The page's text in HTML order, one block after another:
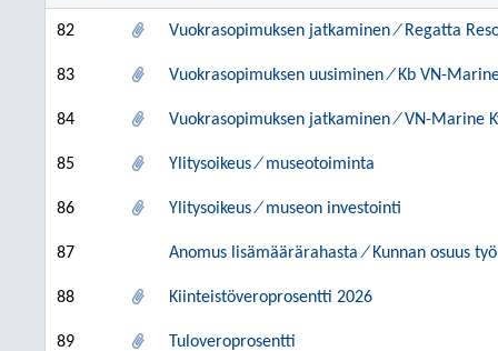
82 Vuokrasopimuksen jatkaminen ⁄ Regatta
83 Vuokrasopimuksen uusiminen ⁄ Kb VN-
84 Vuokrasopimuksen jatkaminen ⁄ VN-Marine
85 Ylitysoikeus ⁄ museotoiminta
86 Ylitysoikeus ⁄ museon investointi
87 Anomus lisämäärärahasta ⁄ Kunnan osuus
88 Kiinteistöveroprosentti 2026
89 Tuloveroprosentti